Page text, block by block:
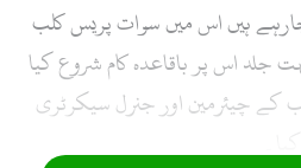
ہیں اس میں سوات پریس کلب
جلد اس پر باقاعدہ کام شروع کیا
کے چیئرمین اور جنرل سیکرٹری